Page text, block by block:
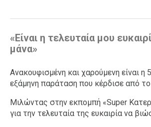
«Είναι η τελευταία μου
μάνα»
Ανακουφισμένη και χαρούμενη είναι η
εξάμηνη παράταση που κέρδισε από το
Μιλώντας στην εκπομπή «Super
για την τελευταία της ευκαιρία να